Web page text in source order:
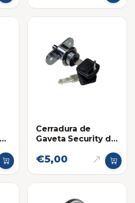
Cerradura de
Gaveta Security de
22mm
€5,00